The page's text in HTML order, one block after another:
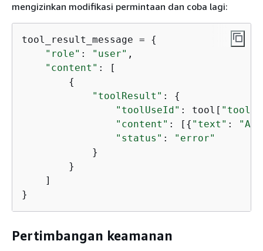
mengizinkan modifikasi permintaan dan coba lagi:
tool_result_message = {
"role" : "user" ,
"content" : [
{
"toolResult" : {
"toolUseId" : tool[
"content" : [ { "text" :
"A
"status" :
"error"
            }
        }
    ]
}
Pertimbangan keamanan